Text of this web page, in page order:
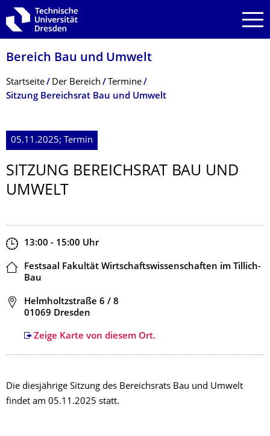
Zur Hauptnavigation springen
Zur Suche springen
Zum Inhalt springen
Bereich Bau und Umwelt
Breadcrumb-Menü
Startseite Der Bereich
Termine
Sitzung Bereichsrat Bau und Umwelt
05.11.2025; Termin
SITZUNG BEREICHSRAT BAU UND
UMWELT
Zeit
13:00 - 15:00 Uhr
Ort
Festsaal Fakultät Wirtschaftswissenschaften im Tillich-
Bau
Adresse
Helmholtzstraße 6 / 8
01069 Dresden
Zeige Karte von diesem Ort.
Die diesjährige Sitzung des Bereichsrats Bau und Umwelt
findet am 05.11.2025 statt.